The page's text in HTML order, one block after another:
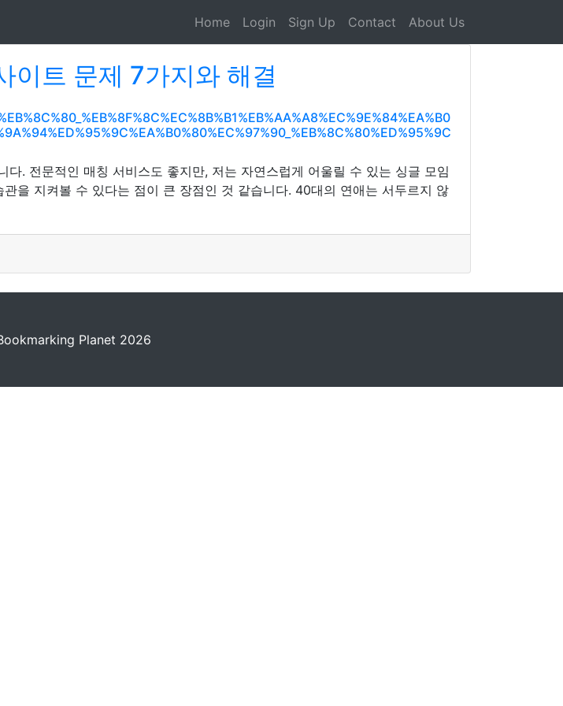
Home Login Sign Up Contact About Us
이트 문제 7가지와 해결
. 전문적인 매칭 서비스도 좋지만, 저는 자연스럽게 어울릴 수 있는 싱글 모임
을 지켜볼 수 있다는 점이 큰 장점인 것 같습니다. 40대의 연애는 서두르지 않
Planet 2026